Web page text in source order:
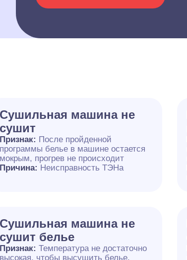
Сушильная машина не
сушит
Признак: После пройденной
программы белье в машине остается
мокрым, прогрев не происходит
Причина: Неисправность ТЭНа
Сушильная машина не
сушит белье
Признак:Температура не достаточно
высокая, чтобы высушить белье.